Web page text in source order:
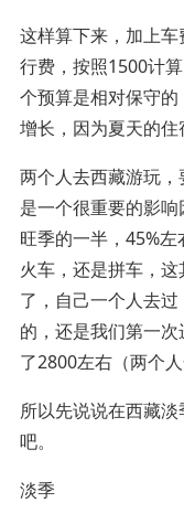
这样算下来，加上
行费，按照1500计
个预算是相对保守
增长，因为夏天的住
两个人去西藏游玩
是一个很重要的影
旺季的一半，45%
火车，还是拼车，
了，自己一个人去
的，还是我们第一
了2800左右（两个人
所以先说说在西藏
吧。
淡季